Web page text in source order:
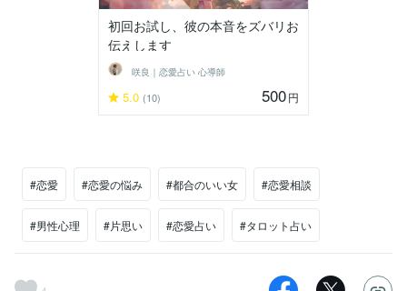
初回お試し、彼の本音をズバリお
伝えします
咲良｜恋愛占い 心導師
5.0 (10) 500円
#恋愛 #恋愛の悩み #都合のいい女 #恋愛相談
#男性心理 #片思い #恋愛占い #タロット占い